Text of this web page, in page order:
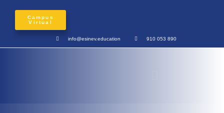
Campus
Virtual
info@esinev.education 910 053 890